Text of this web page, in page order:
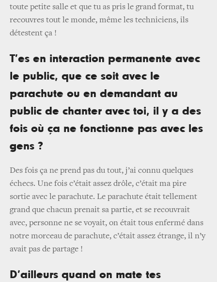
toute petite salle et que tu as pris le grand format, tu
recouvres tout le monde, même les techniciens, ils
détestent ça !
T’es en interaction permanente avec
le public, que ce soit avec le
parachute ou en demandant au
public de chanter avec toi, il y a des
fois où ça ne fonctionne pas avec les
gens ?
Des fois ça ne prend pas du tout, j’ai connu quelques
échecs. Une fois c’était assez drôle, c’était ma pire
sortie avec le parachute. Le parachute était tellement
grand que chacun prenait sa partie, et se recouvrait
avec, personne ne se voyait, on était tous enfermé dans
notre morceau de parachute, c’était assez étrange, il n’y
avait pas de partage !
D’ailleurs quand on mate tes